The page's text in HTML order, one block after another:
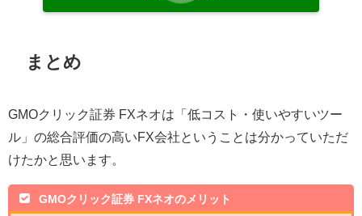
まとめ
GMOクリック証券 FXネオは「低コスト・使いやすいツー
ル」の総合評価の高いFX会社ということは分かっていただ
けたかと思います。
GMOクリック証券 FXネオのメリット